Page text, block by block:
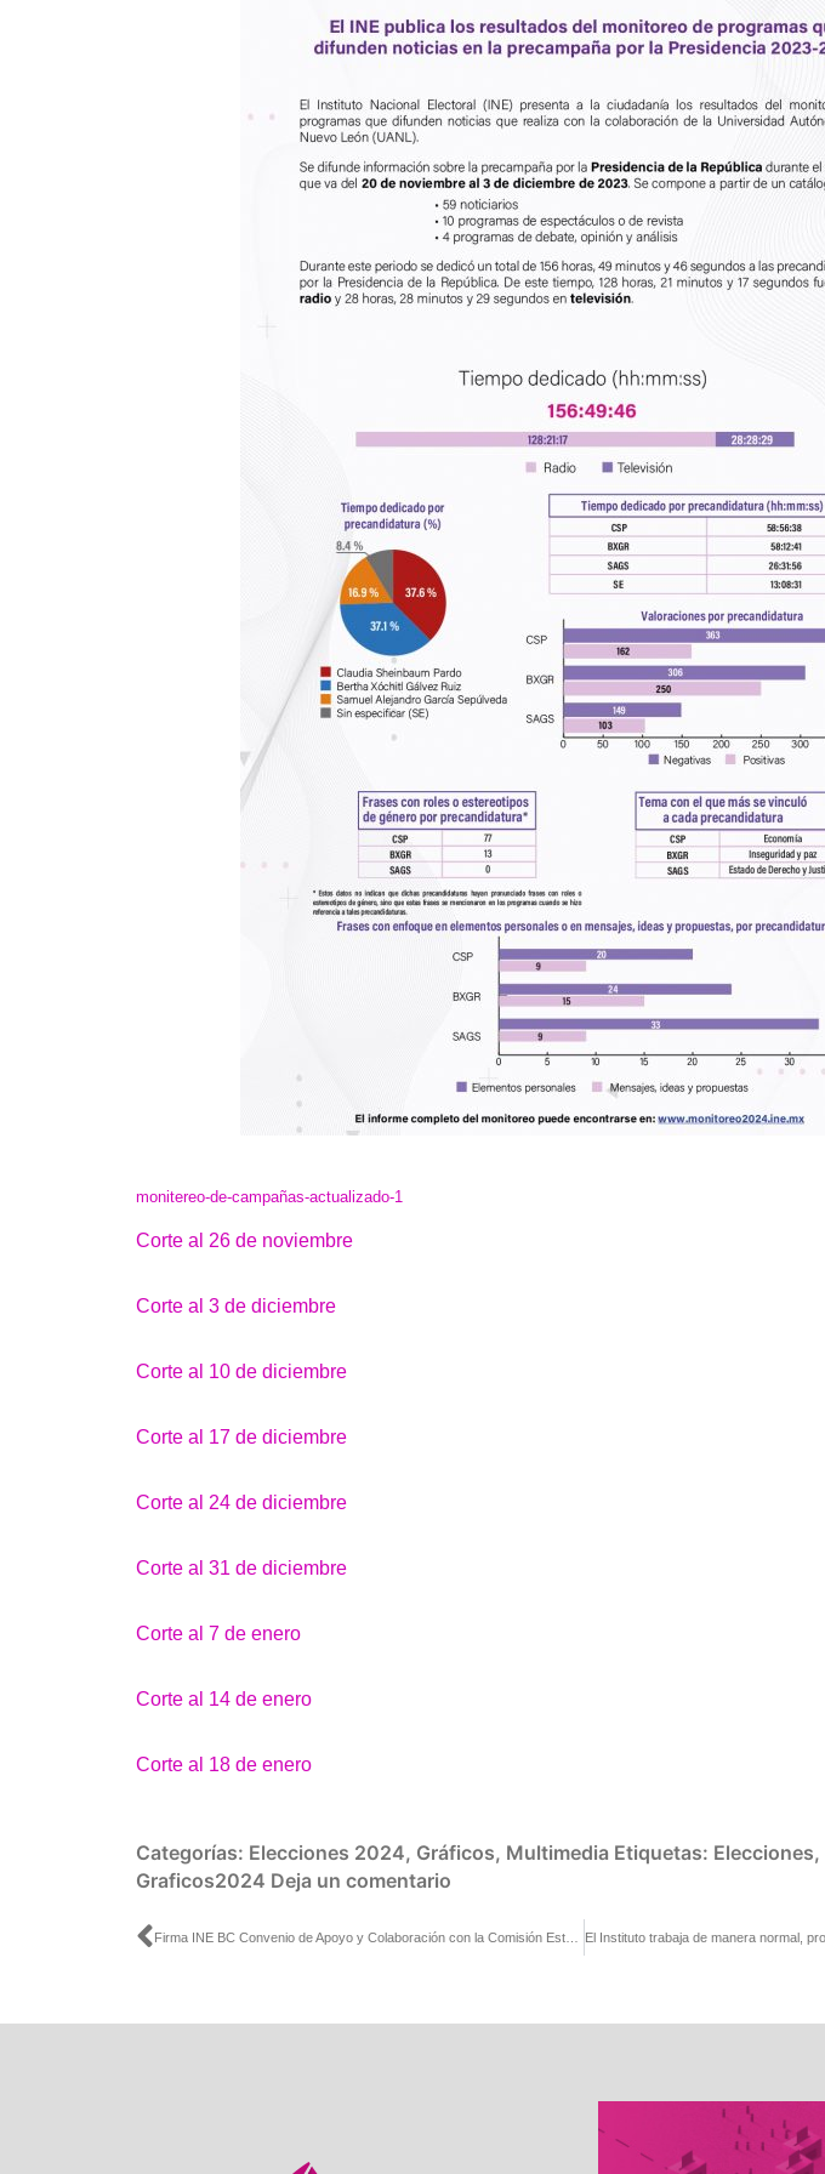
monitereo-de-campañas-actualizado-1
Corte al 26 de noviembre
Corte al 3 de diciembre
Corte al 10 de diciembre
Corte al 17 de diciembre
Corte al 24 de diciembre
Corte al 31 de diciembre
Corte al 7 de enero
Corte al 14 de enero
Corte al 18 de enero
Categorías: Elecciones 2024, Gráficos, Multimedia Etiquetas: Elecciones,
Graficos2024 Deja un comentario
Ant